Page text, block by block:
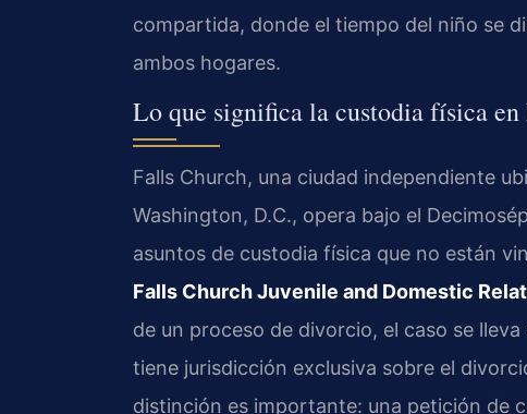
compartida, donde el tiempo del niño se
ambos hogares.
Lo que significa la custodia física
Falls Church, una ciudad independiente
Washington, D.C., opera bajo el
asuntos de custodia física que no están
Falls Church Juvenile and Domestic
de un proceso de divorcio, el caso se lleva
tiene jurisdicción exclusiva sobre el
distinción es importante: una petición de